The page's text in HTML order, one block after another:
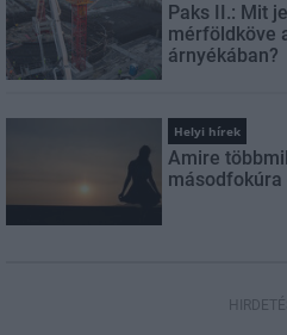
Paks II.: Mit
mérföldköve
árnyékában?
Helyi hírek
Amire